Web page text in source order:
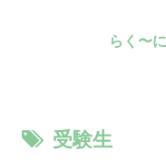
らく〜
受験生